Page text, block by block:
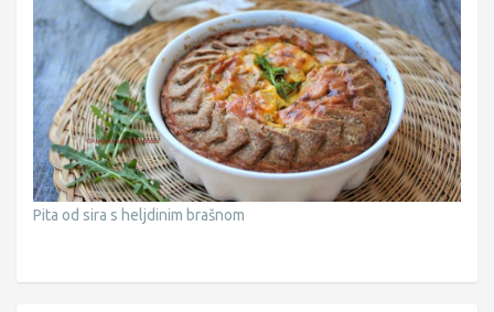
Pita od sira s heljdinim brašnom